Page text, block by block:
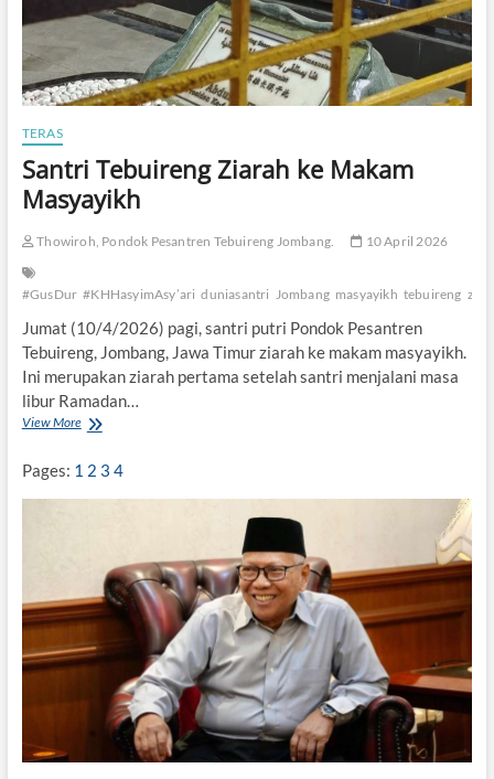
TERAS
Santri Tebuireng Ziarah ke Makam
Masyayikh
Thowiroh, Pondok Pesantren Tebuireng Jombang. 10 April 2026
#GusDur #KHHasyimAsy’ari duniasantri Jombang masyayikh tebuireng
Jumat (10/4/2026) pagi, santri putri Pondok Pesantren
Tebuireng, Jombang, Jawa Timur ziarah ke makam masyayikh.
Ini merupakan ziarah pertama setelah santri menjalani masa
libur Ramadan…
View MoreS
t
r
u
i
e
g
a
Pages: 1 2 3 4